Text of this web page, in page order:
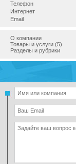
Телефон
Интернет
Email
О компании
Товары и услуги (5)
Разделы и рубрики